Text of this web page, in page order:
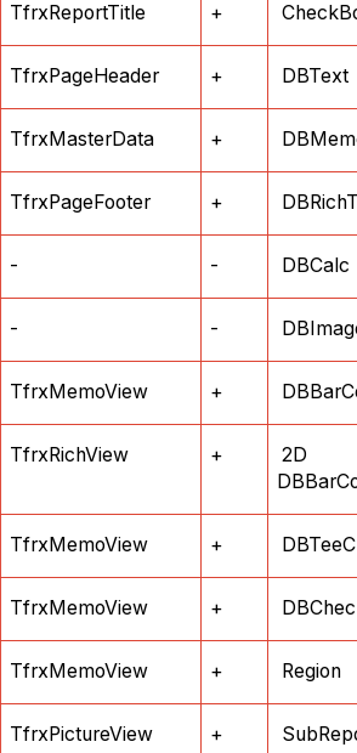
TfrxReportTitle +
TfrxPageHeader + DBText
TfrxMasterData +
TfrxPageFooter +
- - DBCalc
- -
TfrxMemoView +
TfrxRichView +
2D
TfrxMemoView +
TfrxMemoView +
TfrxMemoView + Region
TfrxPictureView +